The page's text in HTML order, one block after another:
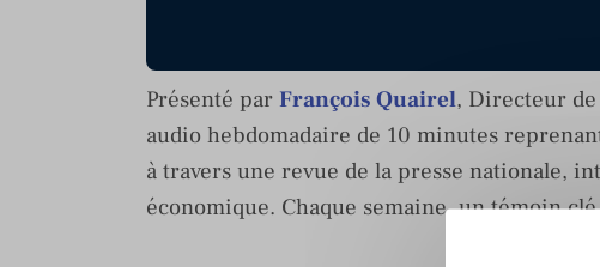
Présenté par François Quairel, Directeur
audio hebdomadaire de 10 minutes
à travers une revue de la presse nationale,
économique. Chaque semaine, un témoin